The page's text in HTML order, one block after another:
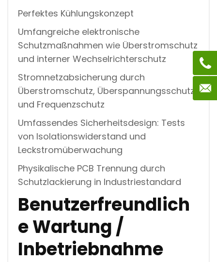
Perfektes Kühlungskonzept
Umfangreiche elektronische
Schutzmaßnahmen wie Überstromschutz
und interner Wechselrichterschutz
Stromnetzabsicherung durch
Überstromschutz, Überspannungsschutz
und Frequenzschutz
Umfassendes Sicherheitsdesign: Tests
von Isolationswiderstand und
Leckstromüberwachung
Physikalische PCB Trennung durch
Schutzlackierung in Industriestandard
Benutzerfreundlich
e Wartung /
Inbetriebnahme